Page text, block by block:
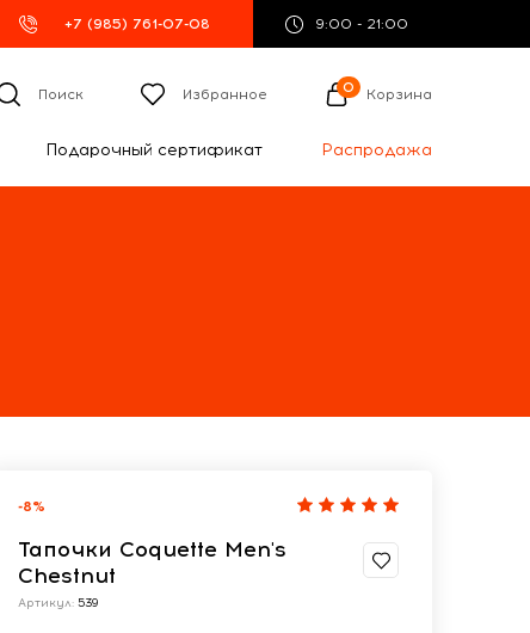
+7 (985) 761-07-08 9:00 - 21:00
Поиск Избранное 0 Корзина
Подарочный сертификат Распродажа
-8%
Тапочки Coquette Men's
Chestnut
Артикул: 539